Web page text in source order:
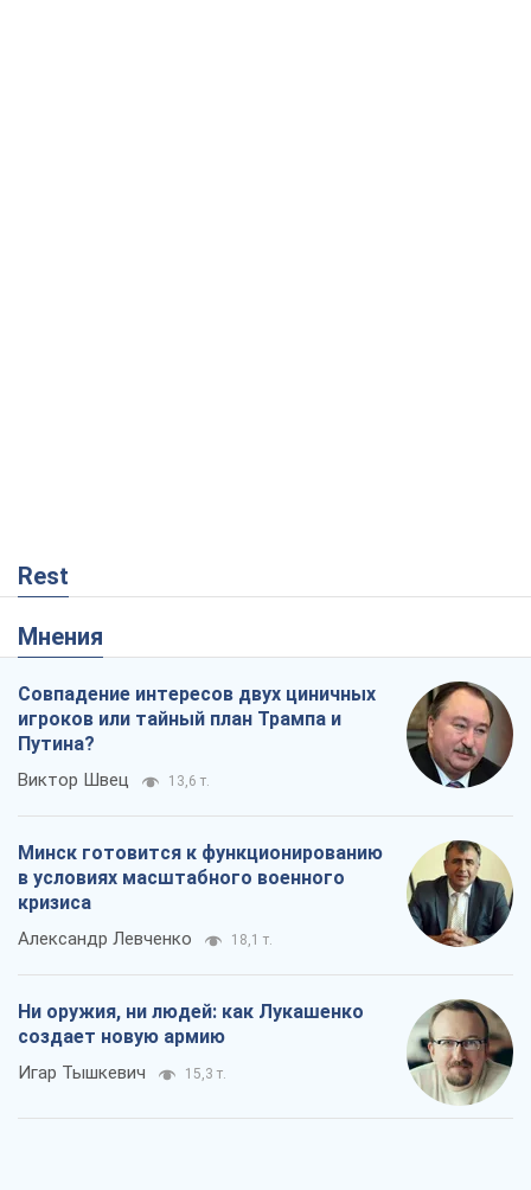
Rest
Мнения
Совпадение интересов двух циничных
игроков или тайный план Трампа и
Путина?
Виктор Швец 13,6 т.
Минск готовится к функционированию
в условиях масштабного военного
кризиса
Александр Левченко 18,1 т.
Ни оружия, ни людей: как Лукашенко
создает новую армию
Игар Тышкевич 15,3 т.